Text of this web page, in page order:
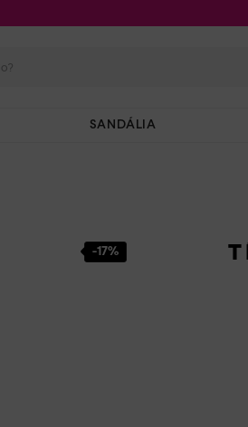
SANDÁLIA
-17%